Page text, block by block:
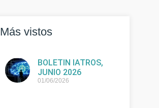
Más vistos
BOLETIN IATROS,
JUNIO 2026
01/06/2026